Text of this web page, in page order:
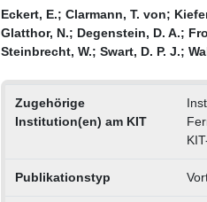
Eckert, E.; Clarmann, T. von;
Glatthor, N.; Degenstein, D. A.;
Steinbrecht, W.; Swart, D. P. J.;
Zugehörige
Institution(en) am KIT
Publikationstyp